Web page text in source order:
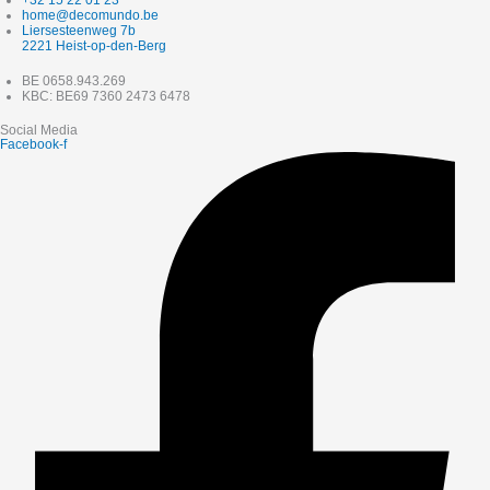
home@decomundo.be
Liersesteenweg 7b
2221 Heist-op-den-Berg
BE 0658.943.269
KBC: BE69 7360 2473 6478
Social Media
Facebook-f